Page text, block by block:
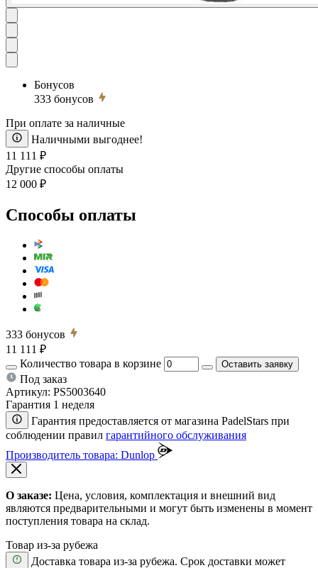
Бонусов
333 бонусов
При оплате за наличные
Наличными выгоднее!
11 111 ₽
Другие способы оплаты
12 000 ₽
Способы оплаты
333 бонусов
11 111 ₽
Количество товара в корзине
Оставить заявку
Под заказ
Артикул: PS5003640
Гарантия 1 неделя
Гарантия предоставляется от магазина PadelStars при
соблюдении правил гарантийного обслуживания
Производитель товара: Dunlop
О заказе: Цена, условия, комплектация и внешний вид
являются предварительными и могут быть изменены в момент
поступления товара на склад.
Товар из-за рубежа
Доставка товара из-за рубежа. Срок доставки может